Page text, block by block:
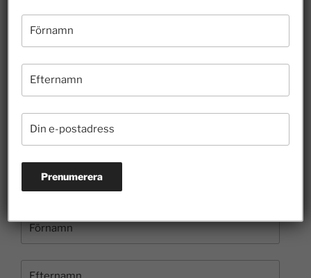
Sverige
26 juli 2026
Hur länge ska felaktigheter få styra skoldebatten?
10 juli 2026
kulturen
3 juli 2026
Prenumerera på nyhetsbrevet